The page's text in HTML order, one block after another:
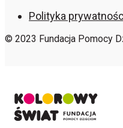
Polityka
© 2023 Fundacja Pomocy